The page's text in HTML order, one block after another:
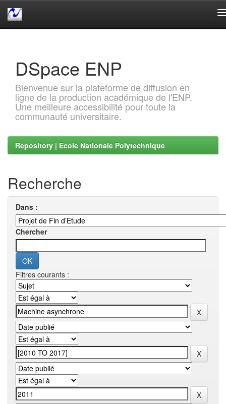
DSpace ENP
Bienvenue sur la plateforme de diffusion en
ligne de la production académique de l'ENP.
Une meilleure accessibilité pour toute la
communauté universitaire.
Repository | Ecole Nationale Polytechnique
Recherche
Dans :
Chercher
Filtres courants :